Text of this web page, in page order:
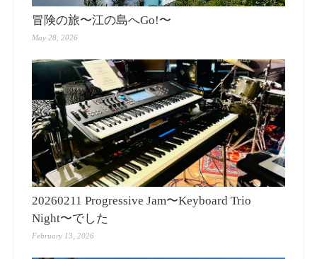
冒険の旅〜江の島へGo!〜
May 28, 2026
20260211 Progressive Jam〜Keyboard Trio
Night〜でした
February 13, 2026